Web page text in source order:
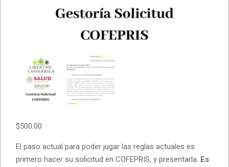
$500.00
El paso actual para poder jugar las reglas actuales es
primero hacer su solicitud en COFEPRIS, y presentarla. Es